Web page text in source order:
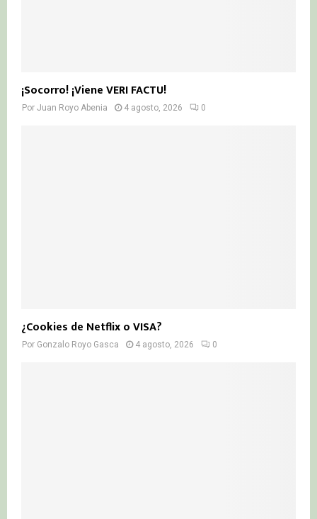
¡Socorro! ¡Viene VERI FACTU!
Por Juan Royo Abenia 4 agosto, 2026 0
¿Cookies de Netflix o VISA?
Por Gonzalo Royo Gasca 4 agosto, 2026 0